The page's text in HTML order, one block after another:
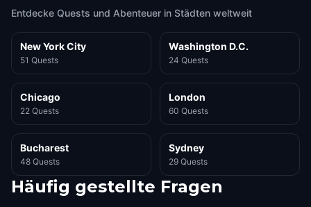
Entdecke Quests und Abenteuer in Städten weltweit
New York City
51 Quests
Washington D.C.
24 Quests
Chicago
22 Quests
London
60 Quests
Bucharest
48 Quests
Sydney
29 Quests
Häufig gestellte Fragen